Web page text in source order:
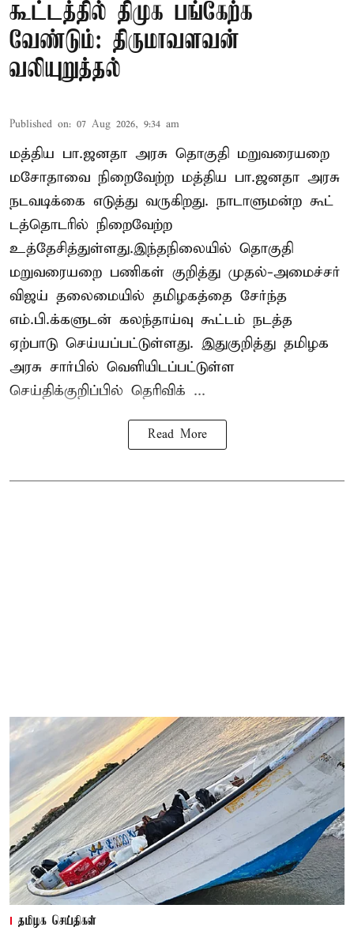
கூட்டத்தில் திமுக பங்கேற்க
வேண்டும்: திருமாவளவன்
வலியுறுத்தல்
Published on: 07 Aug 2026, 9:34 am
மத்திய பா.ஜனதா அரசு தொகுதி மறுவரையறை
மசோதாவை நிறைவேற்ற மத்திய பா.ஜனதா அரசு
நடவடிக்கை எடுத்து வருகிறது. நாடாளுமன்ற கூட்
டத்தொடரில் நிறைவேற்ற
உத்தேசித்துள்ளது.இந்தநிலையில் தொகுதி
மறுவரையறை பணிகள் குறித்து முதல்-அமைச்சர்
விஜய் தலைமையில் தமிழகத்தை சேர்ந்த
எம்.பி.க்களுடன் கலந்தாய்வு கூட்டம் நடத்த
ஏற்பாடு செய்யப்பட்டுள்ளது. இதுகுறித்து தமிழக
அரசு சார்பில் வெளியிடப்பட்டுள்ள
செய்திக்குறிப்பில் தெரிவிக் ...
Read More
தமிழக செய்திகள்